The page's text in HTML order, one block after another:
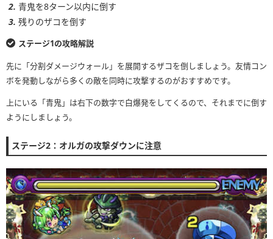
青鬼を8ターン以内に倒す
残りのザコを倒す
ステージ1の攻略解説
先に「分割ダメージウォール」を展開するザコを倒しましょう。友情コン
ボを発動しながら多くの敵を同時に攻撃するのがおすすめです。
上にいる「青鬼」は右下の数字で白爆発をしてくるので、それまでに倒す
ようにしましょう。
ステージ2：オルガの攻撃ダウンに注意